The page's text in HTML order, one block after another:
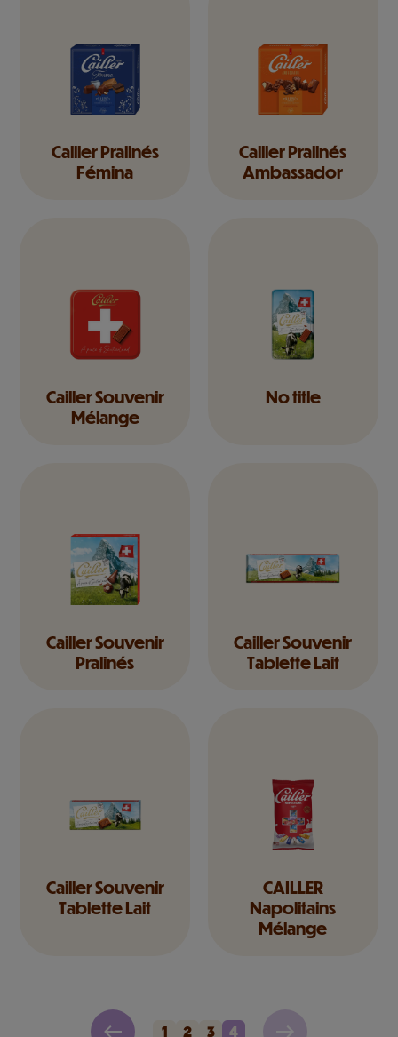
Cailler Pralinés
Fémina
Cailler Pralinés
Ambassador
Cailler Souvenir
Mélange
No title
Cailler Souvenir
Pralinés
Cailler Souvenir
Tablette Lait
Cailler Souvenir
Tablette Lait
CAILLER
Napolitains
Mélange
1 2 3 4